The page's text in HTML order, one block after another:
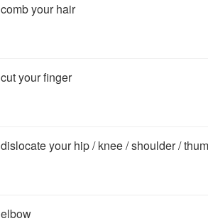
comb your hair
cut your finger
dislocate your hip / knee / shoulder /
elbow